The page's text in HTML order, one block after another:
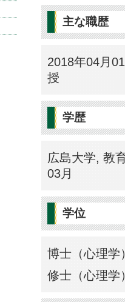
主な職歴
2018年04月
授
学歴
広島大学, 教
03月
学位
博士（心理
修士（心理